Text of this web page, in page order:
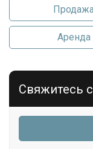
Аренда
Свяжитесь